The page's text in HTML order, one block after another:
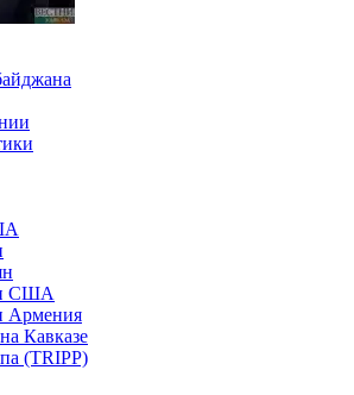
США
Армения
Кавказе
(TRIPP)